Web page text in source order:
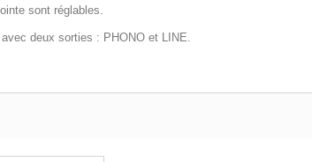
sont réglables.
avec deux sorties : PHONO et LINE